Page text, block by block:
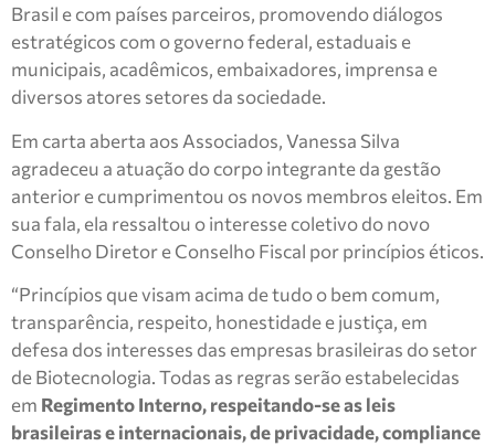
Brasil e com países parceiros, promovendo diálogos
estratégicos com o governo federal, estaduais e
municipais, acadêmicos, embaixadores, imprensa e
diversos atores setores da sociedade.
Em carta aberta aos Associados, Vanessa Silva
agradeceu a atuação do corpo integrante da gestão
anterior e cumprimentou os novos membros eleitos. Em
sua fala, ela ressaltou o interesse coletivo do novo
Conselho Diretor e Conselho Fiscal por princípios éticos.
“Princípios que visam acima de tudo o bem comum,
transparência, respeito, honestidade e justiça, em
defesa dos interesses das empresas brasileiras do setor
de Biotecnologia. Todas as regras serão estabelecidas
em Regimento Interno, respeitando-se as leis
brasileiras e internacionais, de privacidade, compliance